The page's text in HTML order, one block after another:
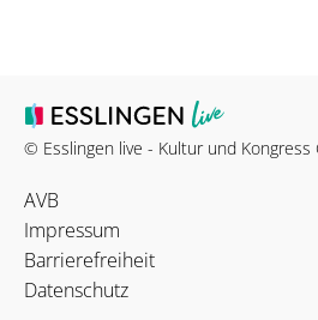
© Esslingen live - Kultur und Kongress
AVB
Impressum
Barrierefreiheit
Datenschutz